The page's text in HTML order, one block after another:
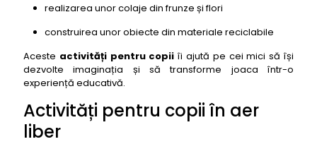
realizarea unor colaje din frunze și flori
construirea unor obiecte din materiale reciclabile
Aceste activități pentru copii îi ajută pe cei mici să își
dezvolte imaginația și să transforme joaca într-o
experiență educativă.
Activități pentru copii în aer
liber